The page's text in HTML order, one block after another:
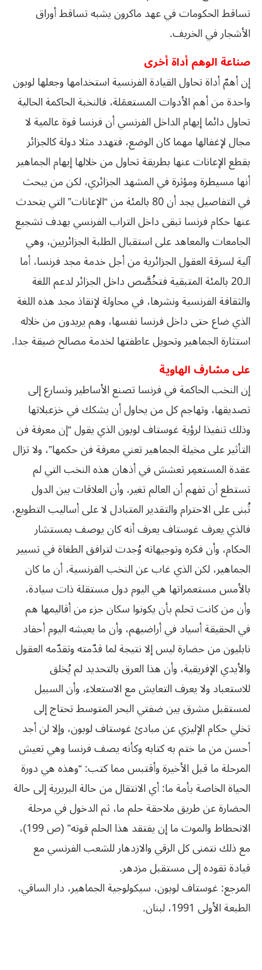
تساقط الحكومات في عهد ماكرون يشبه تساقط أوراق
الأشجار في الخريف.
صناعة الوهم أداة أخرى
إن أهمّ أداة تحاول القيادة الفرنسية استخدامها وجعلها لوبون
واحدة من أهم الأدوات المستعمَلة، فالنخبة الحاكمة الحالية
تحاول دائما إيهام الداخل الفرنسي أن فرنسا قوة عالمية لا
مجال لإغفالها مهما كان الوضع، فتهدد مثلا دولة كالجزائر
بقطع الإعانات عنها بطريقة تحاول من خلالها إيهام الجماهير
أنها مسيطرة ومؤثرة في المشهد الجزائري، لكن من يبحث
في التفاصيل يجد أن 80 بالمئة من “الإعانات” التي يتحدث
عنها حكام فرنسا تبقى داخل التراب الفرنسي بهدف تشجيع
الجامعات والمعاهد على استقبال الطلبة الجزائريين، وهي
آلية لسرقة العقول الجزائرية من أجل خدمة مجد فرنسا، أما
الـ20 بالمئة المتبقية فتخُصَّص داخل الجزائر لدعم اللغة
والثقافة الفرنسية ونشرها، في محاولة لإنقاذ مجد هذه اللغة
الذي ضاع حتى داخل فرنسا نفسها، وهم يريدون من خلاله
استثارة الجماهير وتحويل عاطفتها لخدمة مصالح ضيقة جدا.
على مشارف الهاوية
إن النخب الحاكمة في فرنسا تصنع الأساطير وتسارع إلى
تصديقها، وتهاجم كل من يحاول أن يشكك في خزعبلاتها
وذلك تنفيذا لرؤية غوستاف لوبون الذي يقول “إن معرفة فن
التأثير على مخيلة الجماهير تعني معرفة فن حكمها”، ولا تزال
عقدة المستعمِر تعشش في أذهان هذه النخب التي لم
تستطع أن تفهم أن العالم تغير، وأن العلاقات بين الدول
تُبنى على الاحترام والتقدير المتبادل لا على أساليب التطويع،
فالذي يعرف غوستاف يعرف أنه كان يوصف بمستشار
الحكام، وأن فكره وتوجيهاته وُجدت لترافق الطغاة في تسيير
الجماهير، لكن الذي غاب عن النخب الفرنسية، أن ما كان
بالأمس مستعمراتها هي اليوم دول مستقلة ذات سيادة،
وأن من كانت تحلم بأن يكونوا سكان جزء من أقاليمها هم
في الحقيقة أسياد في أراضيهم، وأن ما يعيشه اليوم أحفاد
نابليون من حضارة ليس إلا نتيجة لما قدّمته وتقدّمه العقول
والأيدي الإفريقية، وأن هذا العرق بالتحديد لم يُخلق
للاستعباد ولا يعرف التعايش مع الاستعلاء، وأن السبيل
لمستقبل مشرق بين ضفتي البحر المتوسط تحتاج إلى
تخلي حكام الإليزي عن مبادئ غوستاف لوبون، وإلا لن أجد
أحسن من ما ختم به كتابه وكأنه يصف فرنسا وهي تعيش
المرحلة ما قبل الأخيرة وأقتبس مما كتب: “وهذه هي دورة
الحياة الخاصة بأمة ما: أي الانتقال من حالة البربرية إلى حالة
الحضارة عن طريق ملاحقة حلم ما، ثم الدخول في مرحلة
الانحطاط والموت ما إن يفتقد هذا الحلم قوته” (ص 199)،
مع ذلك نتمنى كل الرقي والازدهار للشعب الفرنسي مع
قيادة تقوده إلى مستقبل مزدهر.
المرجع: غوستاف لوبون، سيكولوجية الجماهير، دار الساقي،
الطبعة الأولى 1991، لبنان.